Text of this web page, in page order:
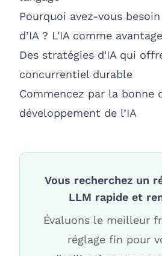
Pourquoi avez-vous
d’IA ? L'IA comme
Des stratégies d'IA qui
concurrentiel durable
Commencez par la bonne
développement de l’IA
Vous recherchez un
LLM rapide et
Évaluons le meilleur
réglage fin pour